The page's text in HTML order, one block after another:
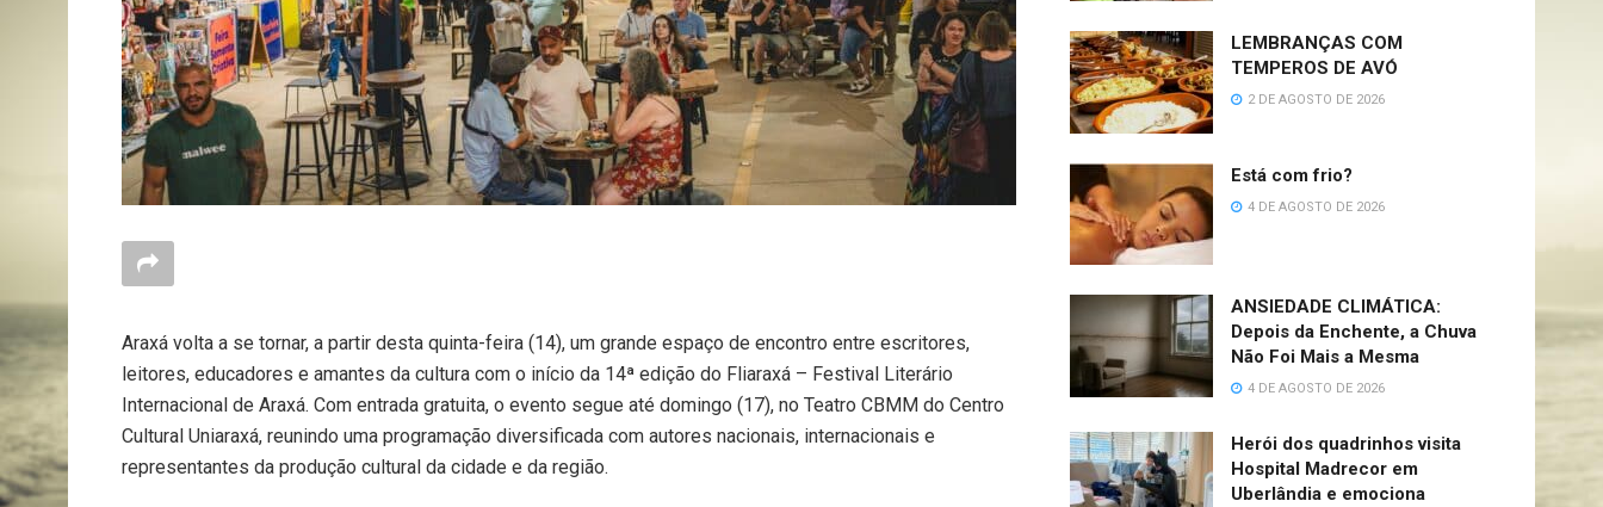
Araxá volta a se tornar, a partir desta quinta-feira (14), um grande espaço de encontro entre escritores,
leitores, educadores e amantes da cultura com o início da 14ª edição do Fliaraxá – Festival Literário
Internacional de Araxá. Com entrada gratuita, o evento segue até domingo (17), no Teatro CBMM do Centro
Cultural Uniaraxá, reunindo uma programação diversificada com autores nacionais, internacionais e
representantes da produção cultural da cidade e da região.
LEMBRANÇAS COM
TEMPEROS DE AVÓ
2 DE AGOSTO DE 2026
Está com frio?
4 DE AGOSTO DE 2026
ANSIEDADE CLIMÁTICA:
Depois da Enchente, a Chuva
Não Foi Mais a Mesma
4 DE AGOSTO DE 2026
Herói dos quadrinhos visita
Hospital Madrecor em
Uberlândia e emociona